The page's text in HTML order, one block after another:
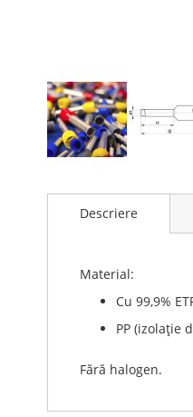
to
Descriere
Material:
Cu 99,9%
PP (izolație
Fără halogen.